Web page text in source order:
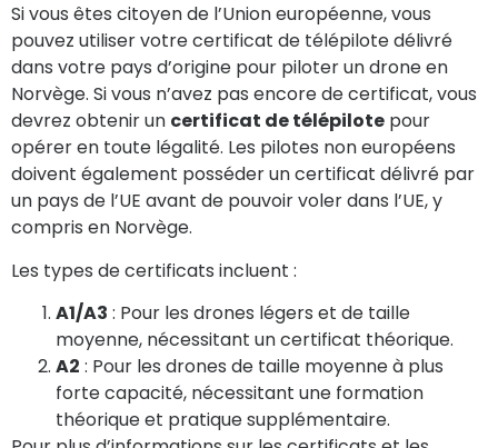
Si vous êtes citoyen de l’Union européenne, vous
pouvez utiliser votre certificat de télépilote délivré
dans votre pays d’origine pour piloter un drone en
Norvège. Si vous n’avez pas encore de certificat, vous
devrez obtenir un certificat de télépilote pour
opérer en toute légalité. Les pilotes non européens
doivent également posséder un certificat délivré par
un pays de l’UE avant de pouvoir voler dans l’UE, y
compris en Norvège.
Les types de certificats incluent :
A1/A3 : Pour les drones légers et de taille
moyenne, nécessitant un certificat théorique.
A2 : Pour les drones de taille moyenne à plus
forte capacité, nécessitant une formation
théorique et pratique supplémentaire.